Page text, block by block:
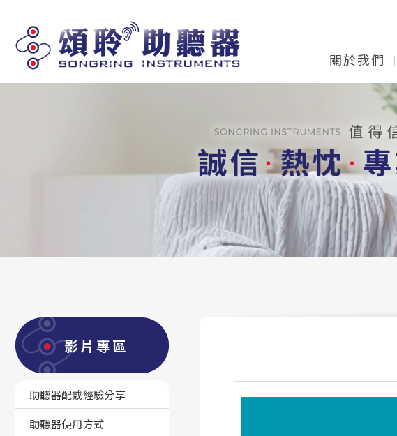
關於我們
影片專區
助聽器配戴經驗分享
助聽器使用方式